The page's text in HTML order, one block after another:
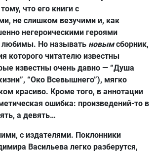
что его книги с
не слишком везучими и, как
негероическими героями
любимы. Но называть новымсборник,
которого читателю известны
известны очень давно — “Душа
“Око Всевышнего”), мягко
красиво. Кроме того, в аннотации
ошибка: произведений-то в
а девять…
с издателями. Поклонники
Васильева легко разберутся,